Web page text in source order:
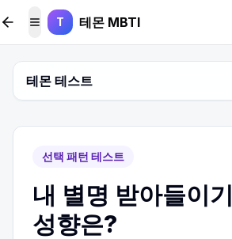
본문 바로가기
메뉴 토글
T 테몬 MBTI
테몬 테스트
선택 패턴 테스트
내 별명 받아들이기
성향은?